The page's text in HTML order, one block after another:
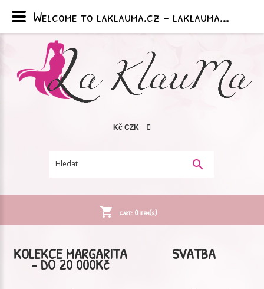
Kč CZK
cart: 0item(s)
KOLEKCE MARGARITA
- DO 20 000Kč
SVATBA
Welcome to laklauma.cz - laklauma.cz